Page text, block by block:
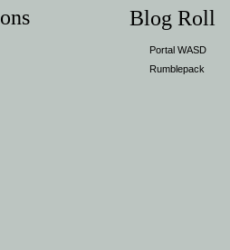
Blog Roll
Portal WASD
Rumblepack